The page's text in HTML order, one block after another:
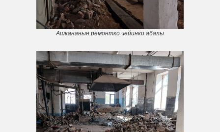
Ашкананын ремонтко чейинки абалы